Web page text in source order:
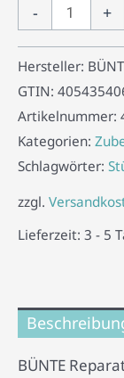
- +
Hersteller:
GTIN:
Artikelnummer:
Kategorien:
Schlagwörter:
zzgl.
Lieferzeit: 3 - 5
BÜNTE